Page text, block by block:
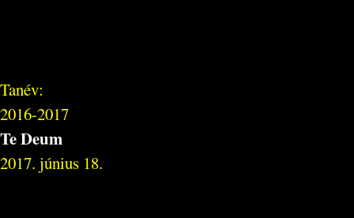
Tanév:
2016-2017
Te Deum
2017. június 18.